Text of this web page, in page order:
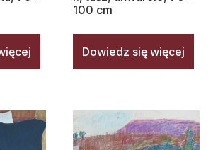
100 cm
Dowiedz się więcej